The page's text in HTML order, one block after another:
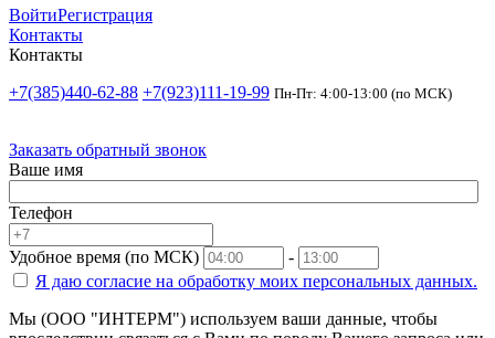
ВойтиРегистрация
Контакты
Контакты
+7(385)440-62-88 +7(923)111-19-99 Пн-Пт: 4:00-13:00 (по МСК)
Заказать обратный звонок
Ваше имя
Телефон
Удобное время (по МСК)
-
Я даю согласие на обработку моих персональных данных.
Мы (ООО "ИНТЕРМ") используем ваши данные, чтобы